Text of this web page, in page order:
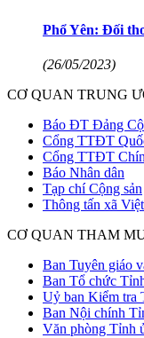
Phổ Yên: Đối
(26/05/2023)
CƠ QUAN TRUNG
Báo ĐT Đảng
Cổng TTĐT
Cổng TTĐT
Báo Nhân dân
Tạp chí Cộng sản
Thông tấn xã
CƠ QUAN THAM
Ban Tuyên giáo
Ban Tổ chức
Uỷ ban Kiểm tra
Ban Nội chính
Văn phòng Tỉnh